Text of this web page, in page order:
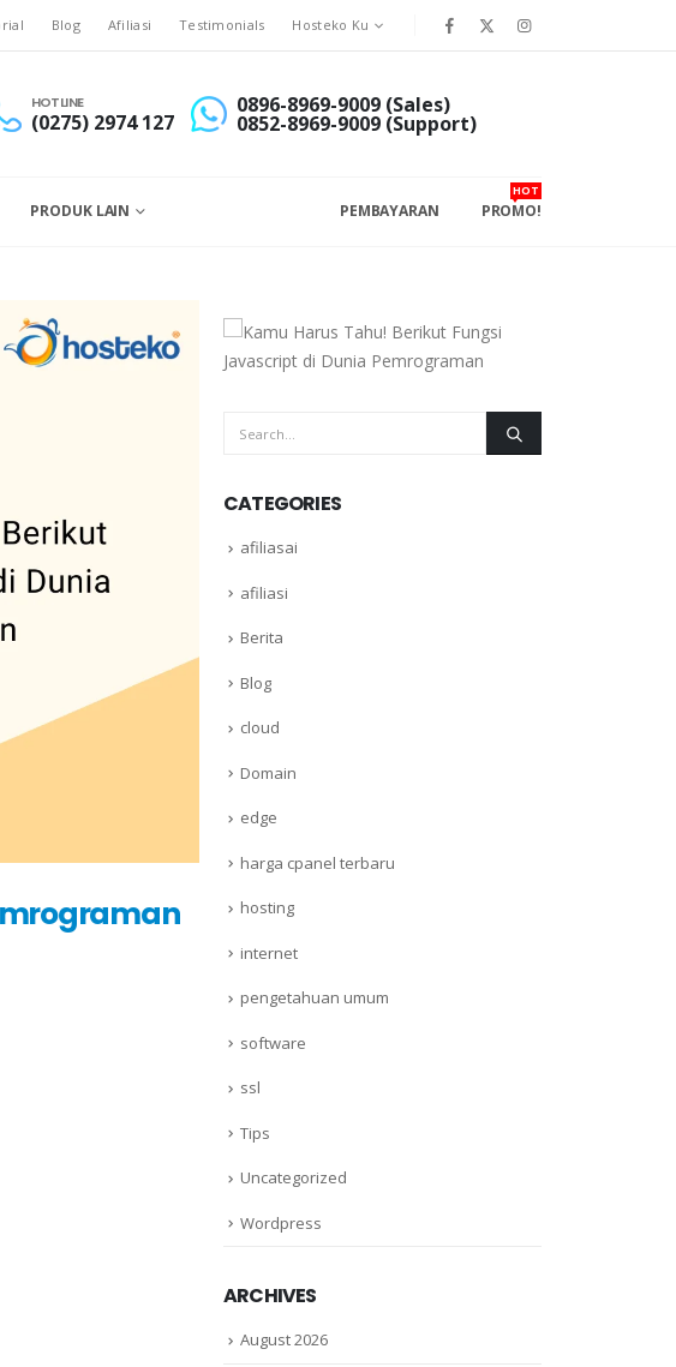
Blog Afiliasi Testimonials Hosteko Ku
HOTLINE
(0275) 2974 127
0896-8969-9009 (Sales)
0852-8969-9009 (Support)
PRODUK LAIN PEMBAYARAN PROMO!
HOT
CATEGORIES
afiliasai
afiliasi
Berita
Blog
cloud
Domain
edge
harga cpanel terbaru
hosting
internet
pengetahuan umum
software
ssl
Tips
Uncategorized
Wordpress
ARCHIVES
August 2026